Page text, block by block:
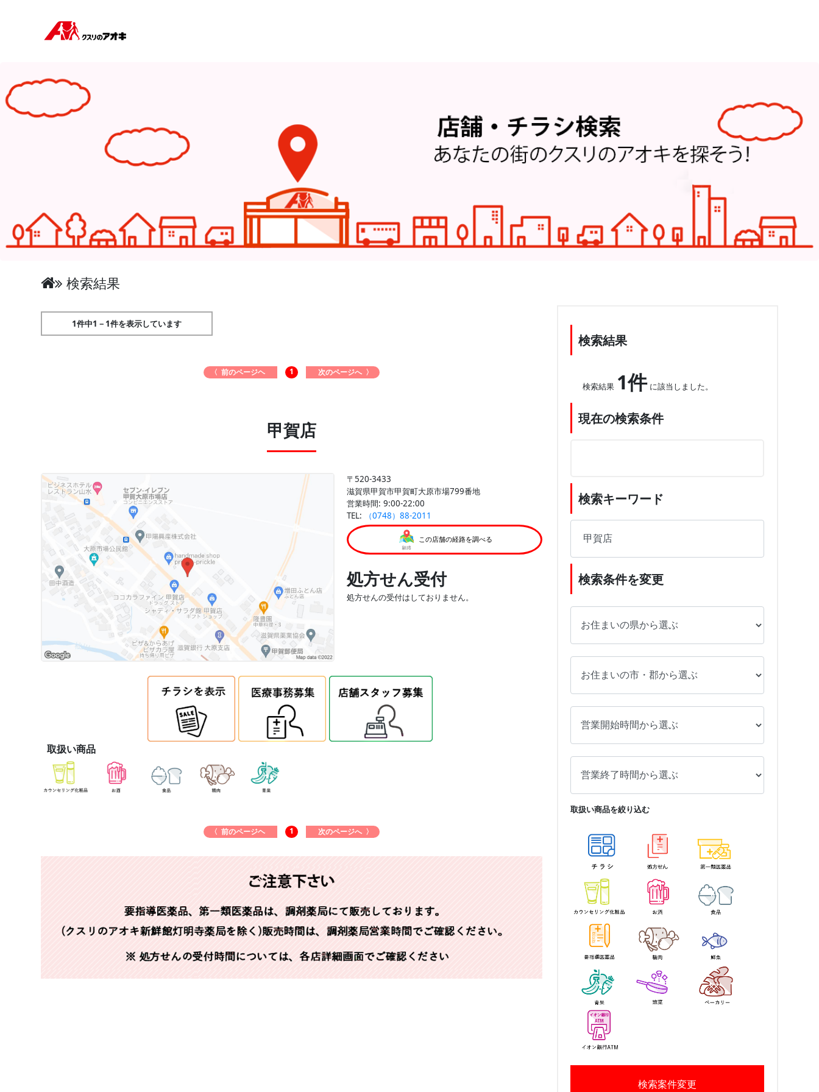
検索結果
1件中1－1件を表示しています
〈 前のページヘ 1 次のページへ 〉
甲賀店
〒520-3433
滋賀県甲賀市甲賀町大原市場799番地
営業時間: 9:00-22:00
TEL:
（0748）88-2011
この店舗の経路を調べる
処方せん受付
処方せんの受付はしておりません。
取扱い商品
〈 前のページヘ 1 次のページへ 〉
検索結果
検索結果 1件に該当しました。
現在の検索条件
検索キーワード
検索条件を変更
取扱い商品を絞り込む
検索案件変更